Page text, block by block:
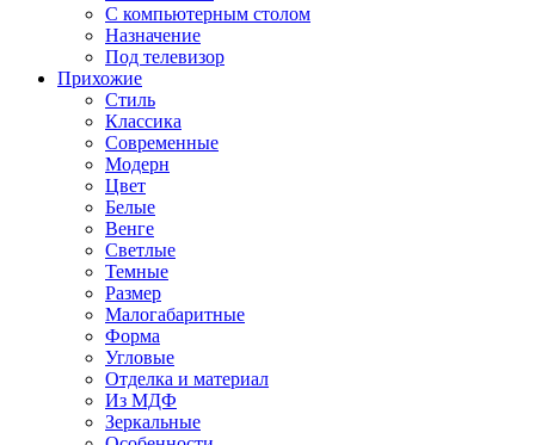
С компьютерным столом
Назначение
Под телевизор
Прихожие
Стиль
Классика
Современные
Модерн
Цвет
Белые
Венге
Светлые
Темные
Размер
Малогабаритные
Форма
Угловые
Отделка и материал
Из МДФ
Зеркальные